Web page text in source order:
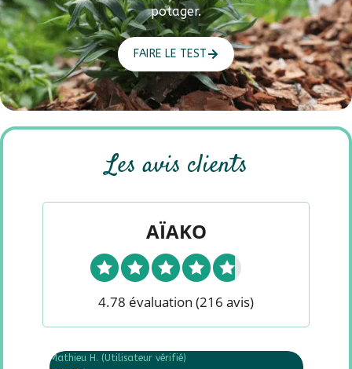
potager.
FAIRE LE TEST
Les avis clients
AÏAKO
4.78 évaluation (216 avis)
Mathieu H. (Utilisateur vérifié)